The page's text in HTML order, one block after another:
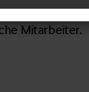
Mitarbeiter.